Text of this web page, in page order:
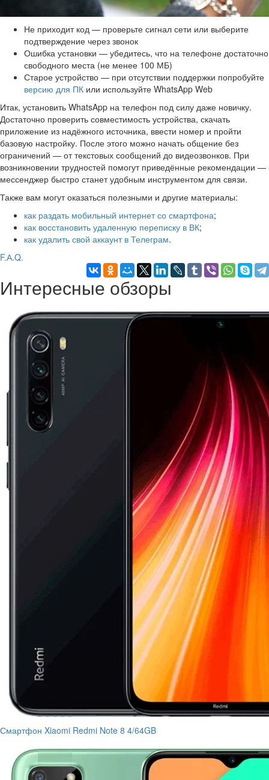
Не приходит код — проверьте сигнал сети или выберите
подтверждение через звонок
Ошибка установки — убедитесь, что на телефоне достаточно
свободного места (не менее 100 МБ)
Старое устройство — при отсутствии поддержки попробуйте
версию для ПК или используйте WhatsApp Web
Итак, установить WhatsApp на телефон под силу даже новичку.
Достаточно проверить совместимость устройства, скачать
приложение из надёжного источника, ввести номер и пройти
базовую настройку. После этого можно начать общение без
ограничений — от текстовых сообщений до видеозвонков. При
возникновении трудностей помогут приведённые рекомендации —
мессенджер быстро станет удобным инструментом для связи.
Также вам могут оказаться полезными и другие материалы:
как раздать мобильный интернет со смартфона;
как восстановить удаленную переписку в ВК;
как удалить свой аккаунт в Телеграм.
F.А.Q.
Интересные обзоры
Смартфон Xiaomi Redmi Note 8 4/64GB